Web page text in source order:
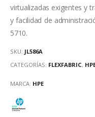
virtualizadas exigentes y
y facilidad de
5710.
SKU: JL586A
CATEGORÍAS: FLEXFABRIC,
MARCA: HPE